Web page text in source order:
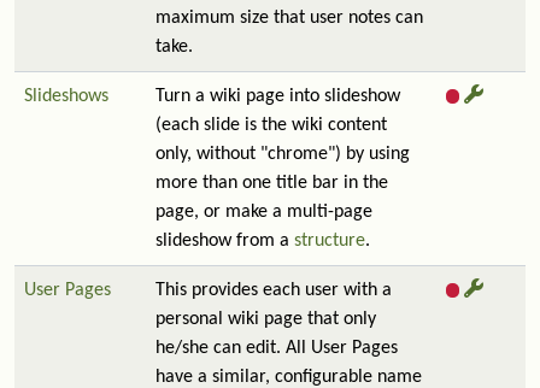
maximum size that user notes can
take.
Slideshows
Turn a wiki page into slideshow
(each slide is the wiki content
only, without "chrome") by using
more than one title bar in the
page, or make a multi-page
slideshow from a structure.
User Pages
This provides each user with a
personal wiki page that only
he/she can edit. All User Pages
have a similar, configurable name